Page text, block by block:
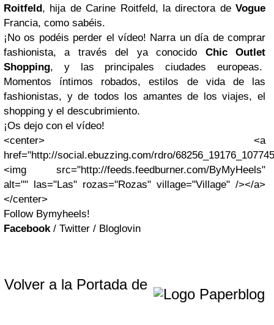
Roitfeld, hija de Carine Roitfeld, la directora de Vogue
Francia, como sabéis.
¡No os podéis perder el vídeo! Narra un día de comprar
fashionista, a través del ya conocido Chic Outlet
Shopping, y las principales ciudades europeas.
Momentos íntimos robados, estilos de vida de las
fashionistas, y de todos los amantes de los viajes, el
shopping y el descubrimiento.
¡Os dejo con el vídeo!
<center> <a
href="http://social.ebuzzing.com/rdro/
<img src="http://feeds.feedburner.com/ByMyHeels"
alt="" las="Las" rozas="Rozas" village="Village" /></a>
</center>
Follow Bymyheels!
Facebook/ Twitter / Bloglovin
Volver a la Portada de